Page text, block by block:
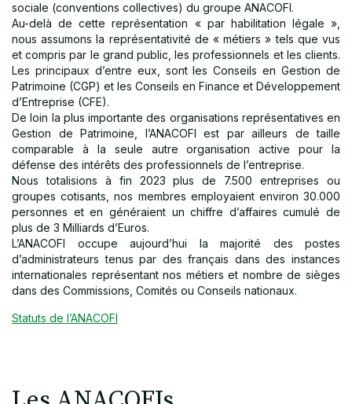
sociale (conventions collectives) du groupe ANACOFI.
Au-delà de cette représentation « par habilitation légale »,
nous assumons la représentativité de « métiers » tels que vus
et compris par le grand public, les professionnels et les clients.
Les principaux d’entre eux, sont les Conseils en Gestion de
Patrimoine (CGP) et les Conseils en Finance et Développement
d’Entreprise (CFE).
De loin la plus importante des organisations représentatives en
Gestion de Patrimoine, l’ANACOFI est par ailleurs de taille
comparable à la seule autre organisation active pour la
défense des intérêts des professionnels de l’entreprise.
Nous totalisions à fin 2023 plus de 7.500 entreprises ou
groupes cotisants, nos membres employaient environ 30.000
personnes et en généraient un chiffre d’affaires cumulé de
plus de 3 Milliards d’Euros.
L’ANACOFI occupe aujourd’hui la majorité des postes
d’administrateurs tenus par des français dans des instances
internationales représentant nos métiers et nombre de sièges
dans des Commissions, Comités ou Conseils nationaux.
Statuts de l’ANACOFI